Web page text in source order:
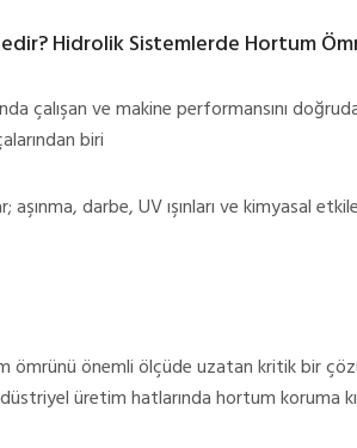
Hidrolik Sistemlerde Hortum
çalışan ve makine performansını
biri
aşınma, darbe, UV ışınları ve kimyasal
ömrünü önemli ölçüde uzatan kritik bir
üretim hatlarında hortum koruma